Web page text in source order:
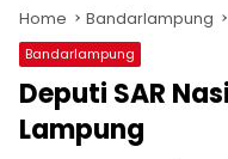
Home Bandarlampung
Bandarlampung
Deputi SAR
Lampung